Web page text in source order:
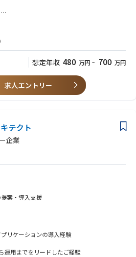
、まずはできる業務からスタートし
います。
管理業務の経験
経験
部管理責任者
資格
者様への往査も含め、実務経験を積んでいた
想定年収 480 万円 ~ 700 万円
求人エントリー
テクト
企業
案・導入支援
リケーションの導入経験
運用までをリードしたご経験